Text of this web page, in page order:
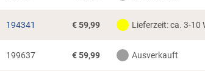
194341 €59,99 Lieferzeit: ca. 3-10
199637 €59,99 Ausverkauft